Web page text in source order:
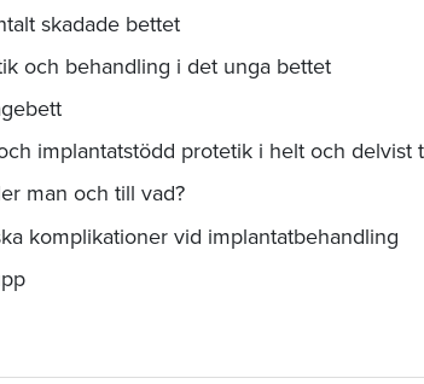
skadade bettet
och behandling i det unga bettet
implantatstödd protetik i helt och delvist
man och till vad?
komplikationer vid implantatbehandling